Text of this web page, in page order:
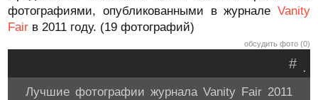
фотографиями, опубликованными в журнале Vanity
Fair в 2011 году. (19 фотографий)
обсудить фото (0)
.
#
Лучшие фотографии журнала Vanity Fair 2011